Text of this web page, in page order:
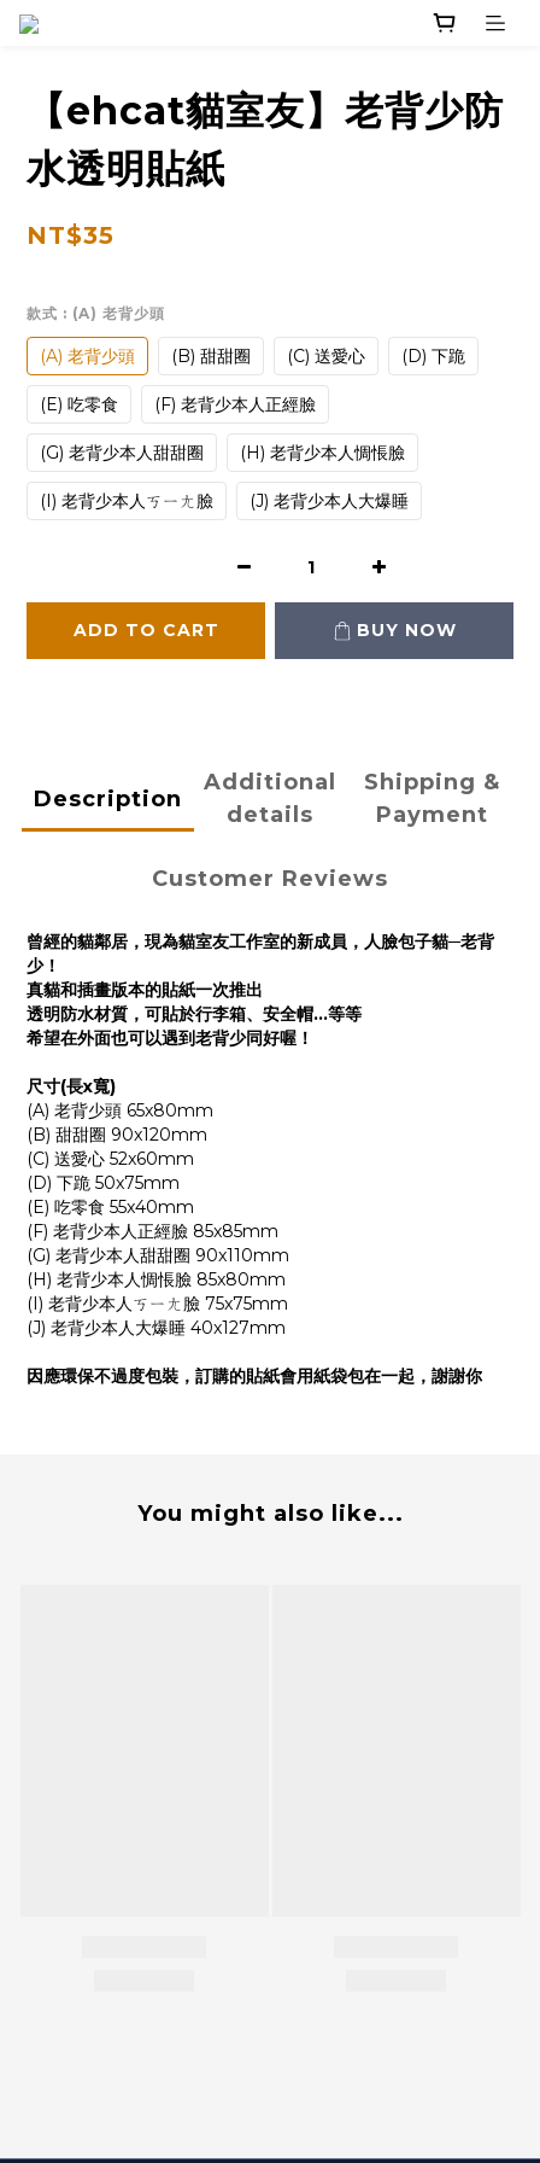
【ehcat貓室友】老背少防
水透明貼紙
NT$35
款式 : (A) 老背少頭
(A) 老背少頭 (B) 甜甜圈 (C) 送愛心 (D) 下跪
(E) 吃零食 (F) 老背少本人正經臉
(G) 老背少本人甜甜圈 (H) 老背少本人惆悵臉
(I) 老背少本人ㄎㄧㄤ臉 (J) 老背少本人大爆睡
ADD TO CART BUY NOW
Description
Additional
details
Shipping &
Payment
Customer Reviews
曾經的貓鄰居，現為貓室友工作室的新成員，人臉包子貓─老背
少！
真貓和插畫版本的貼紙一次推出
透明防水材質，可貼於行李箱、安全帽...等等
希望在外面也可以遇到老背少同好喔！
尺寸(長x寬)
(A) 老背少頭 65x80mm
(B) 甜甜圈 90x120mm
(C) 送愛心 52x60mm
(D) 下跪 50x75mm
(E) 吃零食 55x40mm
(F) 老背少本人正經臉 85x85mm
(G) 老背少本人甜甜圈 90x110mm
(H) 老背少本人惆悵臉 85x80mm
(I) 老背少本人ㄎㄧㄤ臉 75x75mm
(J) 老背少本人大爆睡 40x127mm
因應環保不過度包裝，訂購的貼紙會用紙袋包在一起，謝謝你
You might also like...